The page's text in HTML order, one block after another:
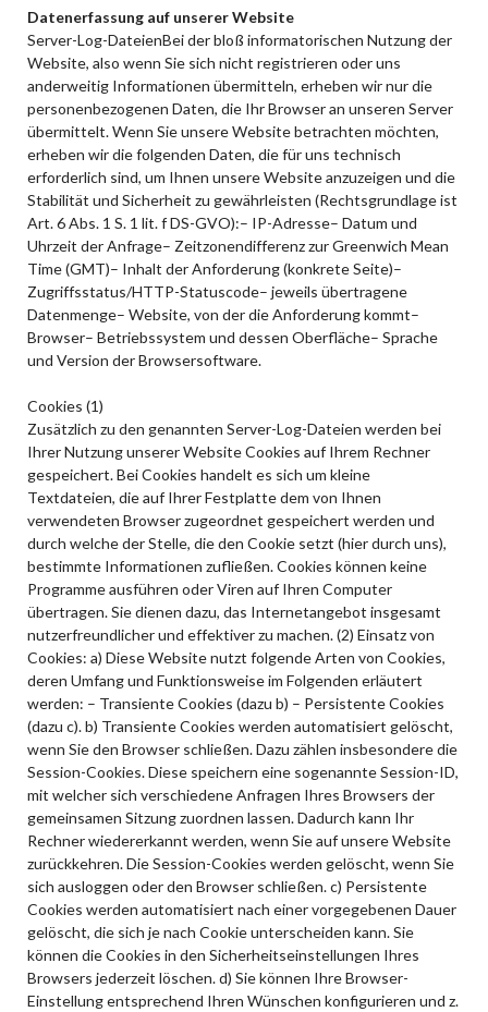
Datenerfassung auf unserer Website
Server-Log-DateienBei der bloß informatorischen Nutzung der
Website, also wenn Sie sich nicht registrieren oder uns
anderweitig Informationen übermitteln, erheben wir nur die
personenbezogenen Daten, die Ihr Browser an unseren Server
übermittelt. Wenn Sie unsere Website betrachten möchten,
erheben wir die folgenden Daten, die für uns technisch
erforderlich sind, um Ihnen unsere Website anzuzeigen und die
Stabilität und Sicherheit zu gewährleisten (Rechtsgrundlage ist
Art. 6 Abs. 1 S. 1 lit. f DS-GVO):– IP-Adresse– Datum und
Uhrzeit der Anfrage– Zeitzonendifferenz zur Greenwich Mean
Time (GMT)– Inhalt der Anforderung (konkrete Seite)–
Zugriffsstatus/HTTP-Statuscode– jeweils übertragene
Datenmenge– Website, von der die Anforderung kommt–
Browser– Betriebssystem und dessen Oberfläche– Sprache
und Version der Browsersoftware.
Cookies (1)
Zusätzlich zu den genannten Server-Log-Dateien werden bei
Ihrer Nutzung unserer Website Cookies auf Ihrem Rechner
gespeichert. Bei Cookies handelt es sich um kleine
Textdateien, die auf Ihrer Festplatte dem von Ihnen
verwendeten Browser zugeordnet gespeichert werden und
durch welche der Stelle, die den Cookie setzt (hier durch uns),
bestimmte Informationen zufließen. Cookies können keine
Programme ausführen oder Viren auf Ihren Computer
übertragen. Sie dienen dazu, das Internetangebot insgesamt
nutzerfreundlicher und effektiver zu machen. (2) Einsatz von
Cookies: a) Diese Website nutzt folgende Arten von Cookies,
deren Umfang und Funktionsweise im Folgenden erläutert
werden: – Transiente Cookies (dazu b) – Persistente Cookies
(dazu c). b) Transiente Cookies werden automatisiert gelöscht,
wenn Sie den Browser schließen. Dazu zählen insbesondere die
Session-Cookies. Diese speichern eine sogenannte Session-ID,
mit welcher sich verschiedene Anfragen Ihres Browsers der
gemeinsamen Sitzung zuordnen lassen. Dadurch kann Ihr
Rechner wiedererkannt werden, wenn Sie auf unsere Website
zurückkehren. Die Session-Cookies werden gelöscht, wenn Sie
sich ausloggen oder den Browser schließen. c) Persistente
Cookies werden automatisiert nach einer vorgegebenen Dauer
gelöscht, die sich je nach Cookie unterscheiden kann. Sie
können die Cookies in den Sicherheitseinstellungen Ihres
Browsers jederzeit löschen. d) Sie können Ihre Browser-
Einstellung entsprechend Ihren Wünschen konfigurieren und z.